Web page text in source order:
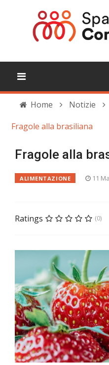
Home Notizie
Fragole alla brasiliana
Fragole alla
ALIMENTAZIONE 11
Ratings (0)